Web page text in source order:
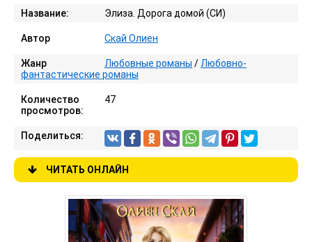
Название: Элиза. Дорога домой (СИ)
Автор Скай Олиен
Жанр Любовные романы / Любовно-
фантастические романы
Количество
просмотров:
47
Поделиться:
ЧИТАТЬ ОНЛАЙН